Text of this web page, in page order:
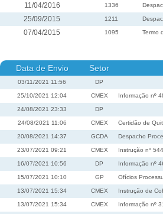
11/04/2016 1336
25/09/2015 1211
07/04/2015 1095 Termo
Data de Envio Setor
03/11/2021 11:56 DP
25/10/2021 12:04 CMEX Informação nº
24/08/2021 23:33 DP
24/08/2021 11:06 CMEX Certidão de
20/08/2021 14:37 GCDA Despacho
23/07/2021 09:21 CMEX Instrução nº
16/07/2021 10:56 DP Informação nº
15/07/2021 10:10 GP Ofícios
13/07/2021 15:34 CMEX Instrução de
13/07/2021 15:34 CMEX Informação nº